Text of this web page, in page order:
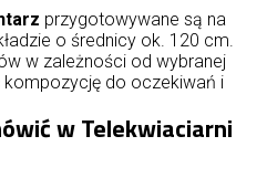
przygotowywane są na
o średnicy ok. 120 cm.
w zależności od wybranej
do oczekiwań i
w Telekwiaciarni